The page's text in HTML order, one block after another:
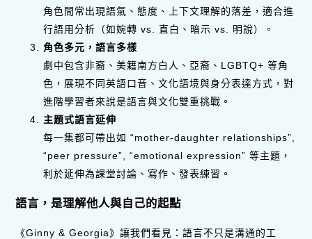
角色間常出現語氣、態度、上下文理解的落差，適合進
行語用分析（如婉轉 vs. 直白、暗示 vs. 明說）。
角色多元，語言多樣
劇中包含非裔、美籍南方白人、亞裔、LGBTQ+ 等角
色，展現不同英語口音、文化語境與身分表達方式，對
進階學習者來說是語言與文化雙重挑戰。
主題式語言延伸
每一集都可帶出如 “mother-daughter relationships”,
“peer pressure”, “emotional expression” 等主題，
利於延伸為課堂討論、寫作、發表練習。
語言，是理解他人與自己的起點
《Ginny & Georgia》讓我們看見：語言不只是溝通的工